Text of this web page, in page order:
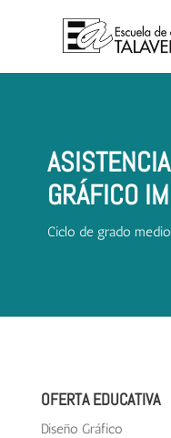
GRÁFICO
Ciclo de grado medio
OFERTA EDUCATIVA
Diseño Gráfico